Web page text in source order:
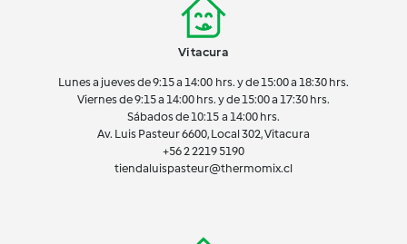
Vitacura
Lunes a jueves de 9:15 a 14:00 hrs. y de 15:00 a 18:30 hrs.
Viernes de 9:15 a 14:00 hrs. y de 15:00 a 17:30 hrs.
Sábados de 10:15 a 14:00 hrs.
Av. Luis Pasteur 6600, Local 302, Vitacura
+56 2 2219 5190
tiendaluispasteur@thermomix.cl